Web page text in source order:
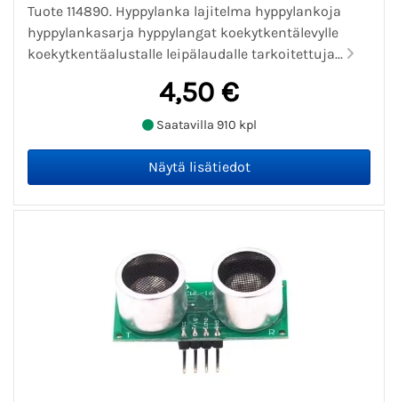
Tuote 114890. Hyppylanka lajitelma hyppylankoja
hyppylankasarja hyppylangat koekytkentälevylle
koekytkentäalustalle leipälaudalle tarkoitettuja...
4,50 €
Saatavilla 910 kpl